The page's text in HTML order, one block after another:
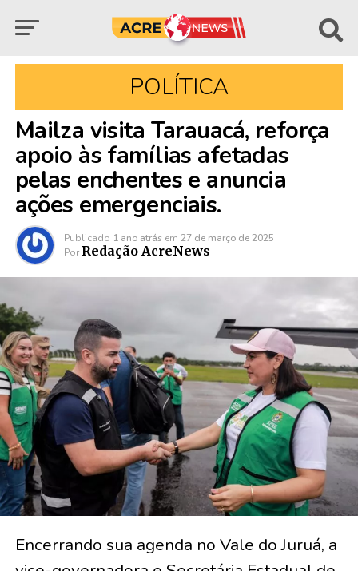
POLÍTICA
Mailza visita Tarauacá, reforça
apoio às famílias afetadas
pelas enchentes e anuncia
ações emergenciais.
Publicado 1 ano atrás em 27 de março de 2025
Por Redação AcreNews
Encerrando sua agenda no Vale do Juruá, a